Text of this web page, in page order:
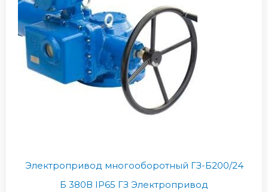
Электропривод многооборотный ГЗ-Б200/24
Б 380В IP65 ГЗ Электропривод